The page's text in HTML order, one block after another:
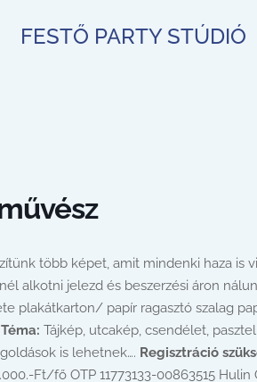
FESTŐ PARTY STÚDIÓ
több képet, amit mindenki haza is
alkotni jelezd és beszerzési áron
plakátkarton/ papír ragasztó szalag
Téma: Tájkép, utcakép, csendélet,
is lehetnek…. Regisztráció
Ft/fő OTP 11773133-00863515 Hulin